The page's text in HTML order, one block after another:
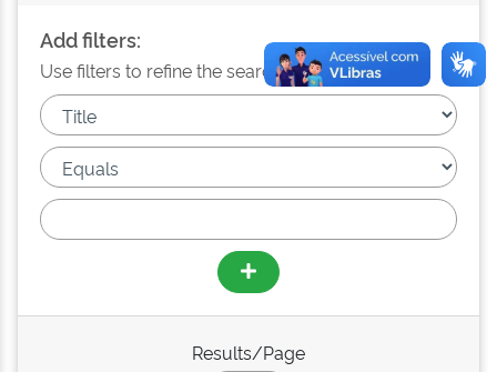
Add filters:
Use filters to refine the search results.
Results/Page